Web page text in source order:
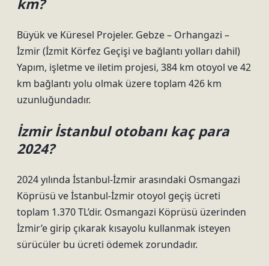
km?
Büyük ve Küresel Projeler. Gebze – Orhangazi –
İzmir (İzmit Körfez Geçişi ve bağlantı yolları dahil)
Yapım, işletme ve iletim projesi, 384 km otoyol ve 42
km bağlantı yolu olmak üzere toplam 426 km
uzunluğundadır.
İzmir İstanbul otobanı kaç para
2024?
2024 yılında İstanbul-İzmir arasındaki Osmangazi
Köprüsü ve İstanbul-İzmir otoyol geçiş ücreti
toplam 1.370 TL’dir. Osmangazi Köprüsü üzerinden
İzmir’e girip çıkarak kısayolu kullanmak isteyen
sürücüler bu ücreti ödemek zorundadır.